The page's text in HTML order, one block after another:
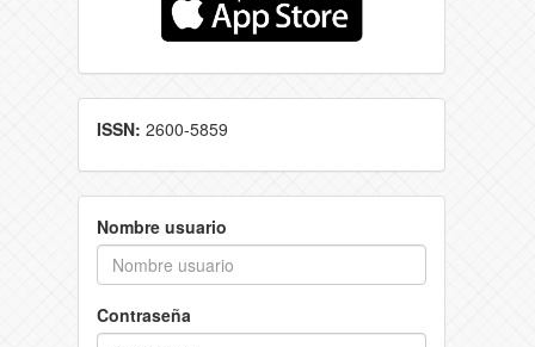
ISSN: 2600-5859
Nombre usuario
Contraseña